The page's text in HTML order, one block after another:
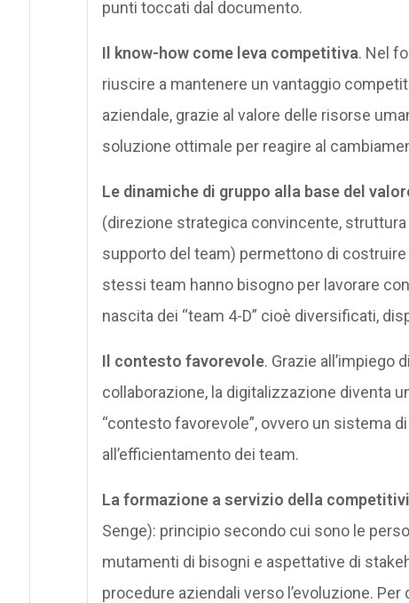
punti toccati dal documento.
Il know-how come leva competitiva. Nel
riuscire a mantenere un vantaggio
aziendale, grazie al valore delle risorse
soluzione ottimale per reagire al
Le dinamiche di gruppo alla base del
(direzione strategica convincente,
supporto del team) permettono di
stessi team hanno bisogno per lavorare
nascita dei “team 4-D” cioè diversificati,
Il contesto favorevole. Grazie all’impiego
collaborazione, la digitalizzazione diventa
“contesto favorevole”, ovvero un sistema
all’efficientamento dei team.
La formazione a servizio della
Senge): principio secondo cui sono le
mutamenti di bisogni e aspettative di
procedure aziendali verso l’evoluzione.